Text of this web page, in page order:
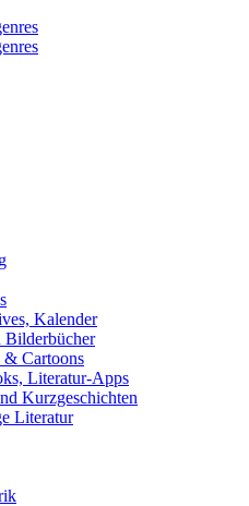
Kalender
Bilderbücher
Cartoons
Literatur-Apps
Kurzgeschichten
Literatur